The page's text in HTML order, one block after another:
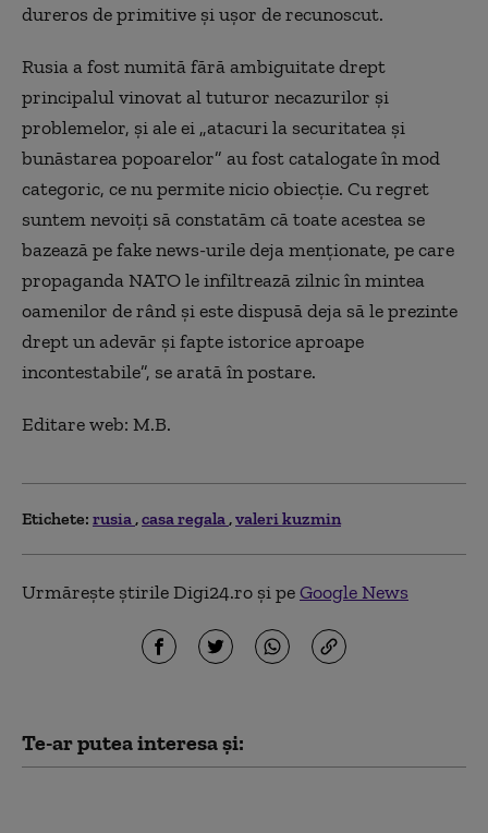
dureros de primitive și ușor de recunoscut.
Rusia a fost numită fără ambiguitate drept
principalul vinovat al tuturor necazurilor și
problemelor, şi ale ei „atacuri la securitatea și
bunăstarea popoarelor” au fost catalogate în mod
categoric, ce nu permite nicio obiecție. Cu regret
suntem nevoiți să constatăm că toate acestea se
bazează pe fake news-urile deja menționate, pe care
propaganda NATO le infiltrează zilnic în mintea
oamenilor de rând și este dispusă deja să le prezinte
drept un adevăr și fapte istorice aproape
incontestabile”, se arată în postare.
Editare web: M.B.
Etichete: rusia casa regala valeri kuzmin
Urmărește știrile Digi24.ro și peGoogle News
Te-ar putea interesa și: